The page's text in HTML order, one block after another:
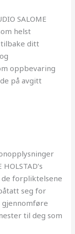
SALOME
helst
ditt
oppbevaring
på avgitt
forpliktelsene
seg for
gjennomføre
til deg som